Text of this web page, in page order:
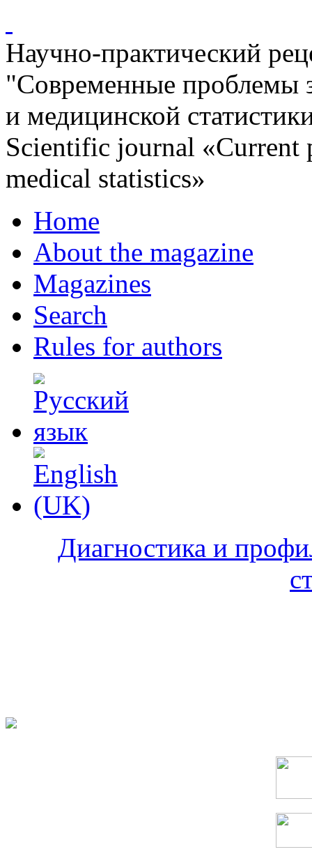
Научно-практический
"Современные проблемы
и медицинской
Scientific journal «Current
medical statistics»
Home
About the magazine
Magazines
Search
Rules for authors
Диагностика и